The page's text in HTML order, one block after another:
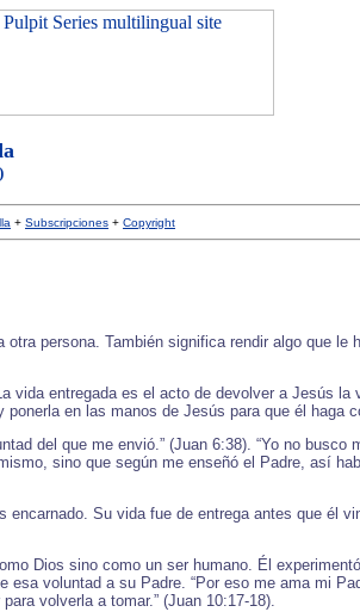
+ Subscripciones + Copyright
persona. También significa rendir algo que le
entregada es el acto de devolver a Jesús la
en las manos de Jesús para que él haga
del que me envió.” (Juan 6:38). “Yo no busco
sino que según me enseñó el Padre, así
Su vida fue de entrega antes que él
Dios sino como un ser humano. Él
voluntad a su Padre. “Por eso me ama mi
volverla a tomar.” (Juan 10:17-18).